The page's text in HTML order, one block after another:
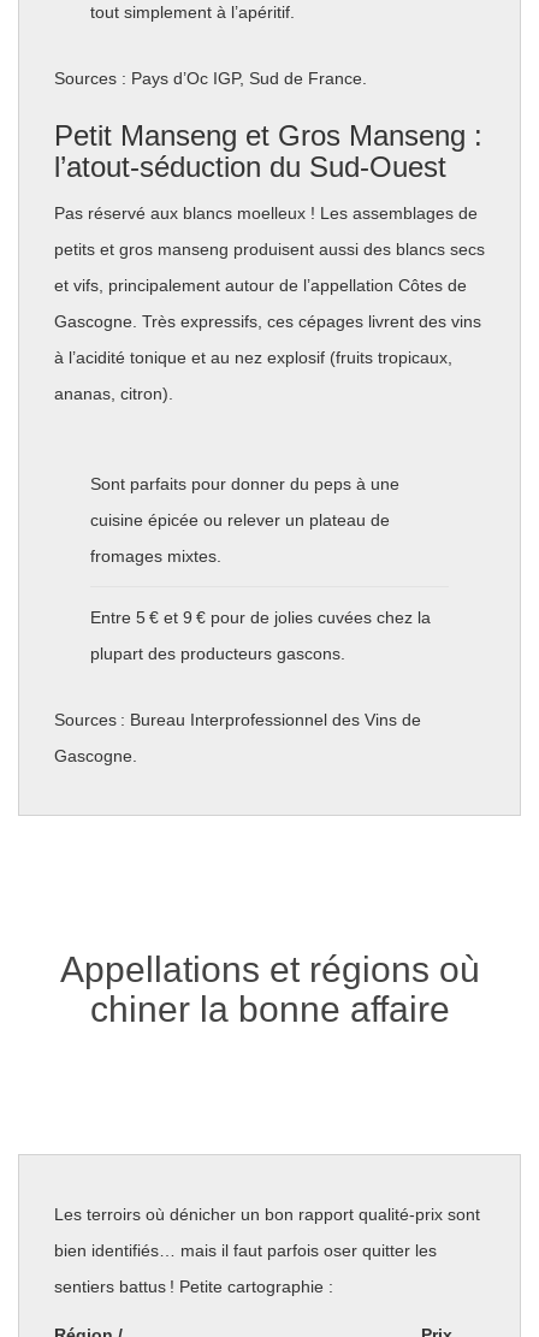
tout simplement à l’apéritif.
Sources : Pays d’Oc IGP, Sud de France.
Petit Manseng et Gros Manseng :
l’atout-séduction du Sud-Ouest
Pas réservé aux blancs moelleux ! Les assemblages de
petits et gros manseng produisent aussi des blancs secs
et vifs, principalement autour de l’appellation Côtes de
Gascogne. Très expressifs, ces cépages livrent des vins
à l’acidité tonique et au nez explosif (fruits tropicaux,
ananas, citron).
Sont parfaits pour donner du peps à une
cuisine épicée ou relever un plateau de
fromages mixtes.
Entre 5 € et 9 € pour de jolies cuvées chez la
plupart des producteurs gascons.
Sources : Bureau Interprofessionnel des Vins de
Gascogne.
Appellations et régions où
chiner la bonne affaire
Les terroirs où dénicher un bon rapport qualité-prix sont
bien identifiés… mais il faut parfois oser quitter les
sentiers battus ! Petite cartographie :